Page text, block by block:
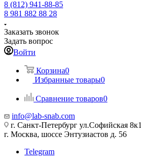
8 (812) 941-88-85
8 981 882 88 28
Заказать звонок
Задать вопрос
Войти
Корзина0
Избранные товары0
Сравнение товаров0
info@lab-snab.com
г. Санкт-Петербург ул.Софийская 8к1
г. Москва, шоссе Энтузиастов д. 56
Telegram